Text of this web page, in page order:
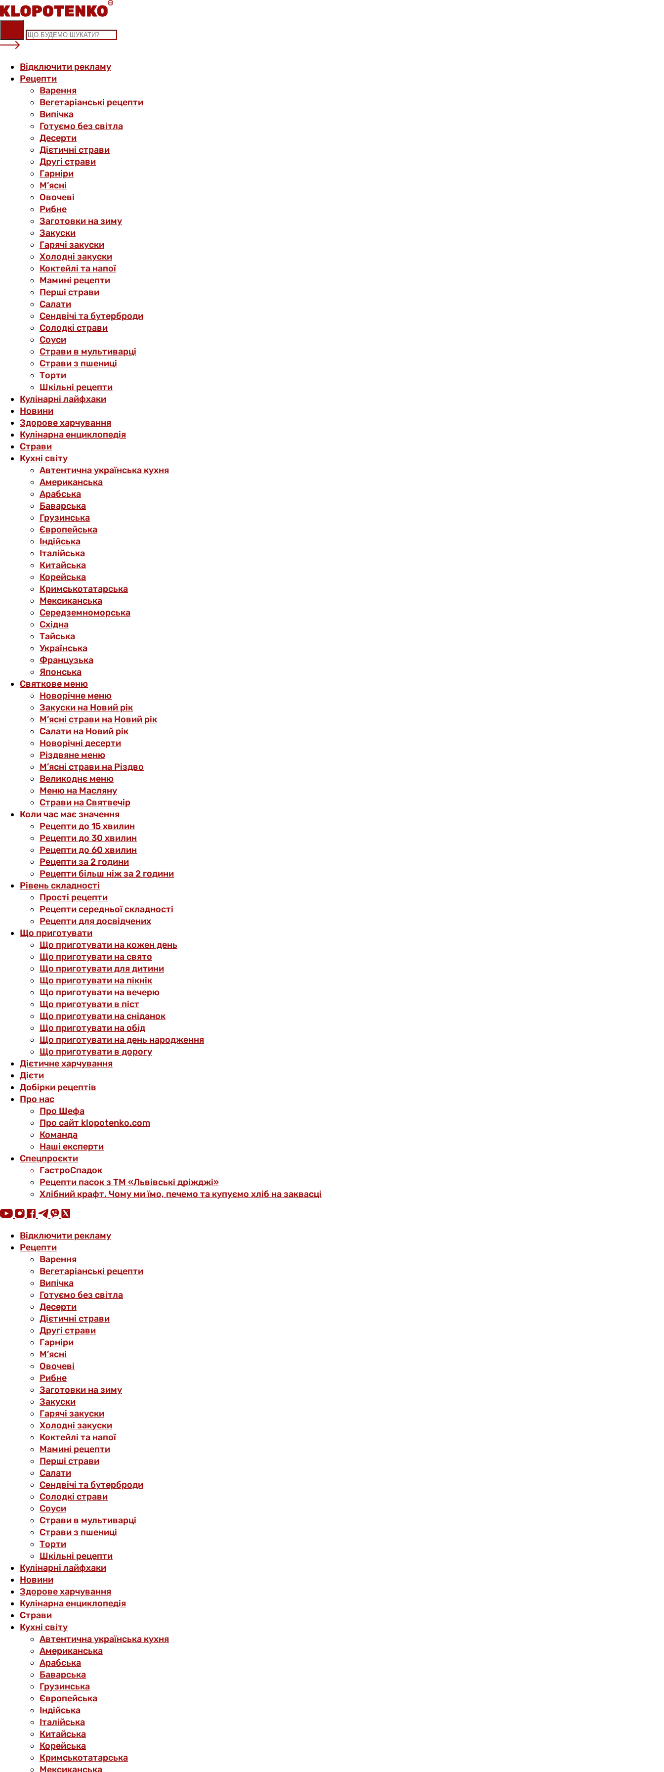
Skip
to
content
Відключити рекламу
Рецепти
Варення
Вегетаріанські рецепти
Випічка
Готуємо без світла
Десерти
Дієтичні страви
Другі страви
Гарніри
М’ясні
Овочеві
Рибне
Заготовки на зиму
Закуски
Гарячі закуски
Холодні закуски
Коктейлі та напої
Мамині рецепти
Перші страви
Салати
Сендвічі та бутерброди
Солодкі страви
Соуси
Страви в мультиварці
Страви з пшениці
Торти
Шкільні рецепти
Кулінарні лайфхаки
Новини
Здорове харчування
Кулінарна енциклопедія
Страви
Кухні світу
Автентична українська кухня
Американська
Арабська
Баварська
Грузинська
Європейська
Індійська
Італійська
Китайська
Корейська
Кримськотатарська
Мексиканська
Середземноморська
Східна
Тайська
Українська
Французька
Японська
Святкове меню
Новорічне меню
Закуски на Новий рік
М’ясні страви на Новий рік
Салати на Новий рік
Новорічні десерти
Різдвяне меню
М’ясні страви на Різдво
Великоднє меню
Меню на Масляну
Страви на Святвечір
Коли час має значення
Рецепти до 15 хвилин
Рецепти до 30 хвилин
Рецепти до 60 хвилин
Рецепти за 2 години
Рецепти більш ніж за 2 години
Рівень складності
Прості рецепти
Рецепти середньої складності
Рецепти для досвідчених
Що приготувати
Що приготувати на кожен день
Що приготувати на свято
Що приготувати для дитини
Що приготувати на пікнік
Що приготувати на вечерю
Що приготувати в піст
Що приготувати на сніданок
Що приготувати на обід
Що приготувати на день народження
Що приготувати в дорогу
Дієтичне харчування
Дієти
Добірки рецептів
Про нас
Про Шефа
Про сайт klopotenko.com
Команда
Наші експерти
Спецпроєкти
ГастроСпадок
Рецепти пасок з ТМ «Львівські дріжджі»
Хлібний крафт. Чому ми їмо, печемо та купуємо хліб на заквасці
Відключити рекламу
Рецепти
Варення
Вегетаріанські рецепти
Випічка
Готуємо без світла
Десерти
Дієтичні страви
Другі страви
Гарніри
М’ясні
Овочеві
Рибне
Заготовки на зиму
Закуски
Гарячі закуски
Холодні закуски
Коктейлі та напої
Мамині рецепти
Перші страви
Салати
Сендвічі та бутерброди
Солодкі страви
Соуси
Страви в мультиварці
Страви з пшениці
Торти
Шкільні рецепти
Кулінарні лайфхаки
Новини
Здорове харчування
Кулінарна енциклопедія
Страви
Кухні світу
Автентична українська кухня
Американська
Арабська
Баварська
Грузинська
Європейська
Індійська
Італійська
Китайська
Корейська
Кримськотатарська
Мексиканська